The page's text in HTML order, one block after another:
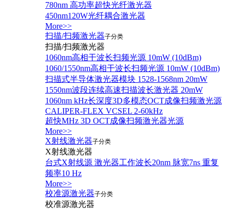
780nm 高功率超快光纤激光器
450nm120W光纤耦合激光器
More>>
扫描/扫频激光器子分类
扫描/扫频激光器
1060nm高相干波长扫频光源 10mW (10dBm)
1060/1550nm高相干波长扫频光源 10mW (10dBm)
扫描式半导体激光器模块 1528-1568nm 20mW
1550nm波段连续高速扫描波长激光器 20mW
1060nm kHz长深度3D多模态OCT成像扫频激光源
CALIPER-FLEX VCSEL 2-60kHz
超快MHz 3D OCT成像扫频激光器光源
More>>
X射线激光器子分类
X射线激光器
台式X射线源 激光器工作波长20nm 脉宽7ns 重复
频率10 Hz
More>>
校准源激光器子分类
校准源激光器